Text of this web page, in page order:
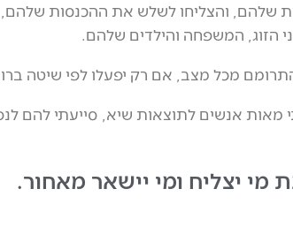
שלהם, והצליחו לשלש את ההכנסות שלהם,
הזוג, המשפחה והילדים שלהם.
מכל מצב, אם רק יפעלו לפי שיטה
מאות אנשים לתוצאות שיא, סייעתי להם
מי יצליח ומי יישאר מאחור.